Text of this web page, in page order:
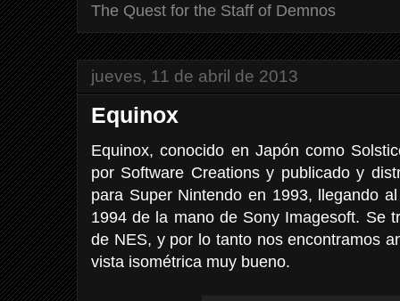
The Quest for the Staff of Demnos
jueves, 11 de abril de 2013
Equinox
Equinox, conocido en Japón como
por Software Creations y publicado y
para Super Nintendo en 1993, llegando
1994 de la mano de Sony Imagesoft. Se
de NES, y por lo tanto nos encontramos
vista isométrica muy bueno.